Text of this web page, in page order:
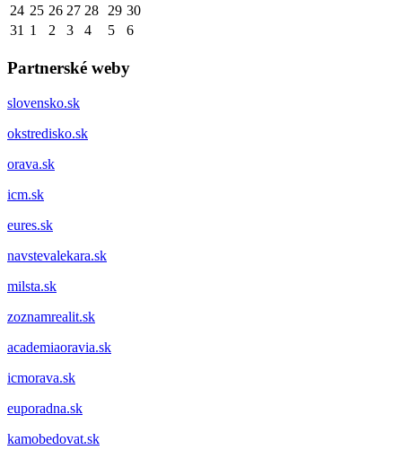
24 25 26 27 28 29 30
31 1 2 3 4 5 6
Partnerské weby
slovensko.sk
okstredisko.sk
orava.sk
icm.sk
eures.sk
navstevalekara.sk
milsta.sk
zoznamrealit.sk
academiaoravia.sk
icmorava.sk
euporadna.sk
kamobedovat.sk